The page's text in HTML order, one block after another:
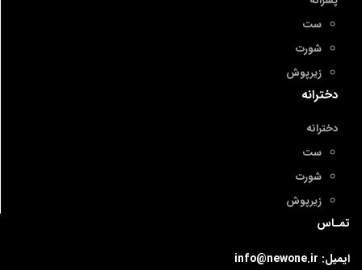
ست
شورت
زیرپوش
دخترانه
دخترانه
ست
شورت
زیرپوش
تمـاس
ایمیل: info@newone.ir